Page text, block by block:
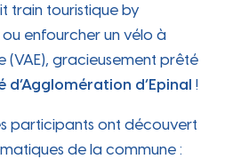
train touristique by
ou enfourcher un vélo à
(VAE), gracieusement prêté
d’Agglomération d’Epinal !
participants ont découvert
de la commune :